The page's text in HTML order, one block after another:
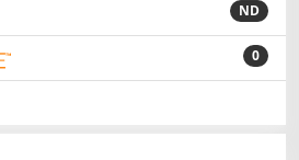
ND
0